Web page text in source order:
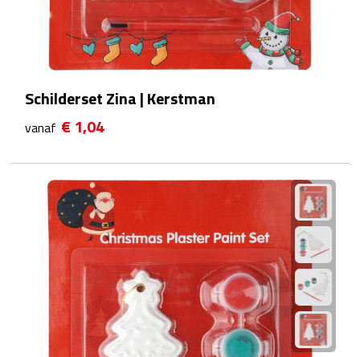
Waterflessen
Drinkglazen
Glazen & karaffen
Bierglazen
Champagneglazen
Cocktailglazen
Wijnglazen
Koffieglazen
Schilderset Zina | Kerstman
vanaf € 1,04